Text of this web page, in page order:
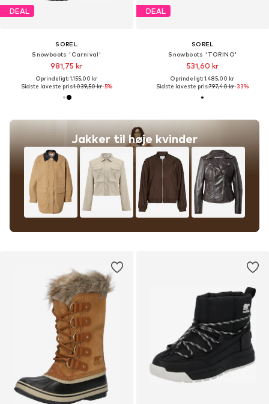
DEAL
SOREL
Snowboots 'Carnival'
981,75 kr
Oprindeligt: 1.155,00 kr
Sidste laveste pris:1.039,50 kr-5%
Jakker til høje kvinder
DEAL
SOREL
Snowboots 'TORINO'
531,60 kr
Oprindeligt: 1.485,00 kr
Sidste laveste pris:797,40 kr-33%